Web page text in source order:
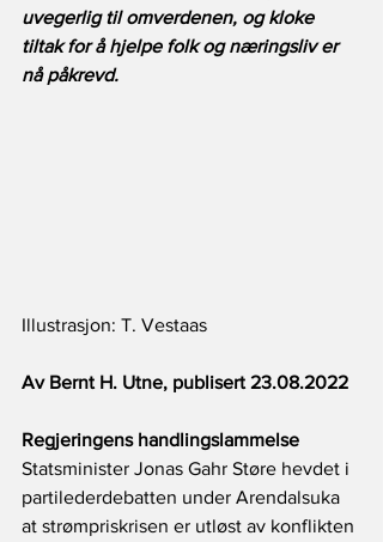
uvegerlig til omverdenen, og kloke
tiltak for å hjelpe folk og næringsliv er
nå påkrevd.
Illustrasjon: T. Vestaas
Av Bernt H. Utne, publisert 23.08.2022
Regjeringens handlingslammelse
Statsminister Jonas Gahr Støre hevdet i
partilederdebatten under Arendalsuka
at strømpriskrisen er utløst av konflikten